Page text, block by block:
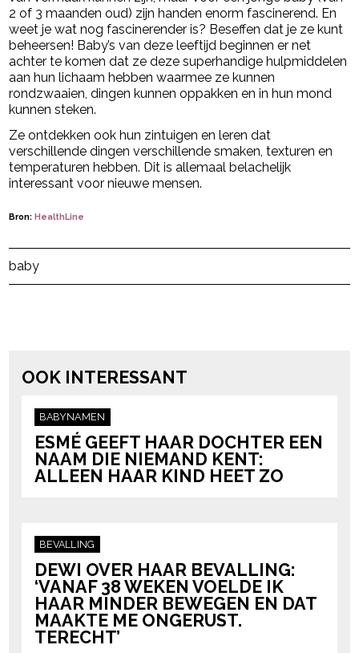
2 of 3 maanden oud) zijn handen enorm fascinerend. En
weet je wat nog fascinerender is? Beseffen dat je ze kunt
beheersen! Baby’s van deze leeftijd beginnen er net
achter te komen dat ze deze superhandige hulpmiddelen
aan hun lichaam hebben waarmee ze kunnen
rondzwaaien, dingen kunnen oppakken en in hun mond
kunnen steken.
Ze ontdekken ook hun zintuigen en leren dat
verschillende dingen verschillende smaken, texturen en
temperaturen hebben. Dit is allemaal belachelijk
interessant voor nieuwe mensen.
Bron:HealthLine
Post Views: 516
baby
OOK INTERESSANT
BABYNAMEN
ESMÉ GEEFT HAAR DOCHTER EEN
NAAM DIE NIEMAND KENT:
ALLEEN HAAR KIND HEET ZO
BEVALLING
DEWI OVER HAAR BEVALLING:
‘VANAF 38 WEKEN VOELDE IK
HAAR MINDER BEWEGEN EN DAT
MAAKTE ME ONGERUST.
TERECHT’